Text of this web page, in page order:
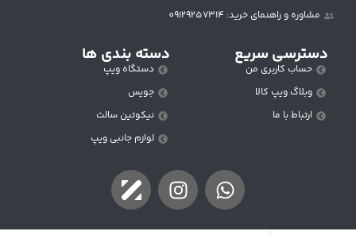
مشاوره و راهنمای خرید: 09129257314
دسترسی سریع
حساب کاربری من
وبلاگ ویپ کالا
ارتباط با ما
دسته بندی ها
دستگاه ویپ
جویس
نیکوتین سالت
لوازم جانبی ویپ